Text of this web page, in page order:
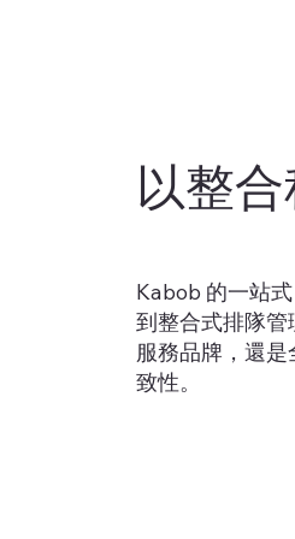
以整合
Kabob 的一站
到整合式排隊
服務品牌，還
致性。